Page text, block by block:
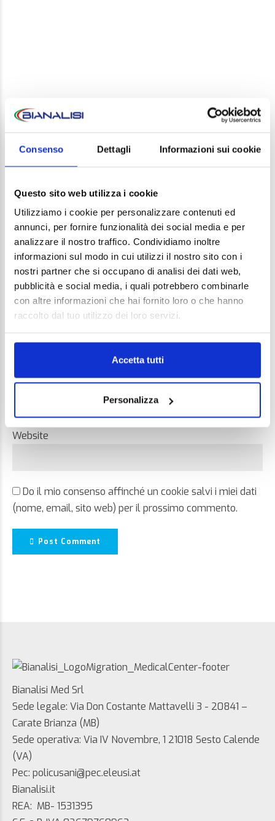
Consenso Dettagli Informazioni sui cookie
Questo sito web utilizza i cookie
Utilizziamo i cookie per personalizzare contenuti ed
annunci, per fornire funzionalità dei social media e per
analizzare il nostro traffico. Condividiamo inoltre
informazioni sul modo in cui utilizzi il nostro sito con i
nostri partner che si occupano di analisi dei dati web,
pubblicità e social media, i quali potrebbero combinarle
con altre informazioni che hai fornito loro o che hanno
raccolto dal tuo utilizzo dei loro servizi.
Accetta tutti
Personalizza
LEAVE A REPLY
Your email address will not be published. Required
Comment
Email *
Website
Do il mio consenso affinché un cookie salvi i miei dati
(nome, email, sito web) per il prossimo commento.
Post Comment
Bianalisi Med Srl
Sede legale: Via Don Costante Mattavelli 3 - 20841 –
Carate Brianza (MB)
Sede operativa: Via IV Novembre, 1 21018 Sesto Calende
(VA)
Pec: policusani@pec.eleusi.at
Bianalisi.it
REA: MB- 1531395